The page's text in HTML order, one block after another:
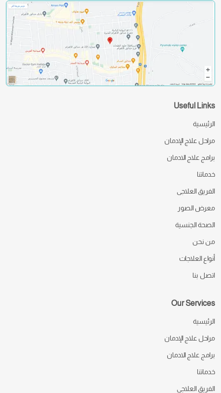
Useful Links
الرئيسية
مراحل علاج الإدمان
برامج علاج الادمان
خدماتنا
الفريق العلاجى
معرض الصور
الصحة الجنسية
من نحن
أنواع العلاجات
اتصل بنا
Our Services
الرئيسية
مراحل علاج الإدمان
برامج علاج الادمان
خدماتنا
الفريق العلاجى